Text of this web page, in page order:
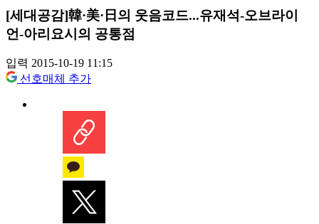
[세대공감]韓·美·日의 웃음코드...유재석-오브라이
언-아리요시의 공통점
입력 2015-10-19 11:15
선호매체 추가